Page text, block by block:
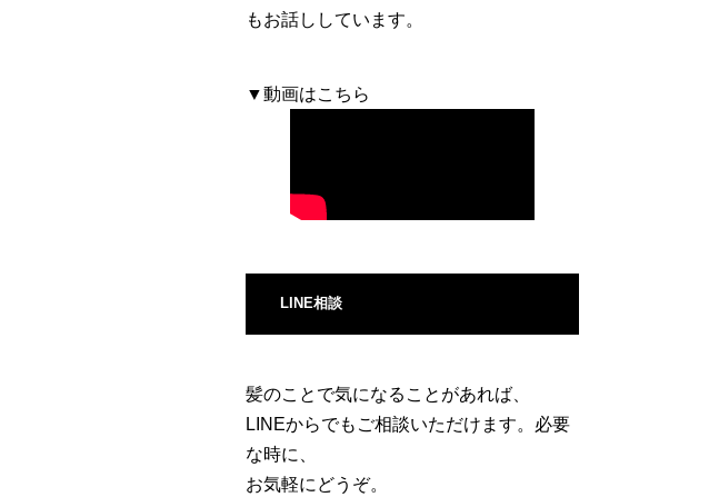
もお話ししています。
▼動画はこちら
LINE相談
髪のことで気になることがあれば、
LINEからでもご相談いただけます。必要
な時に、
お気軽にどうぞ。